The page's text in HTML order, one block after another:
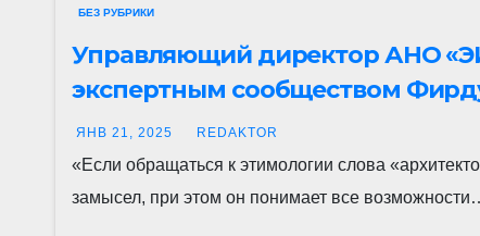
БЕЗ РУБРИКИ
Управляющий директор АНО
экспертным сообществом
Видео.
ЯНВ 21, 2025 REDAKTOR
«Если обращаться к этимологии слова
замысел, при этом он понимает все